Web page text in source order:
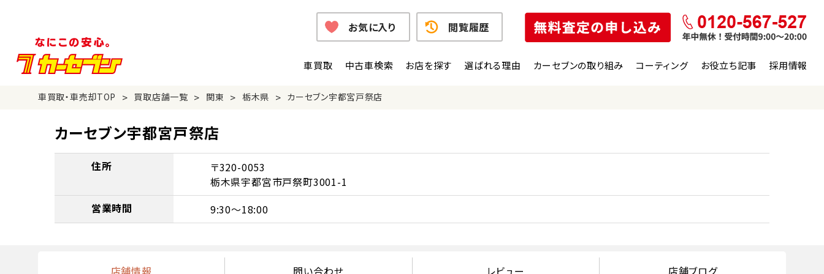
車買取 中古車検索 お店を探す 選ばれる理由 カーセブンの取り組み コーティング お役立ち記事 採用情報
お気に入り 閲覧履歴
車買取・車売却TOP > 買取店舗一覧 > 関東 > 栃木県 > カーセブン宇都宮戸祭店
カーセブン宇都宮戸祭店
住所
〒320-0053
栃木県宇都宮市戸祭町3001-1
営業時間
9:30～18:00
店舗情報 問い合わせ レビュー 店舗ブログ